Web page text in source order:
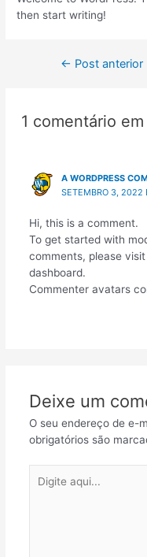
then start writing!
← Post anterior
1 comentário
A WORDPRESS
SETEMBRO 3, 2022
Hi, this is a comment.
To get started with
comments, please
dashboard.
Commenter avatars
Deixe um
O seu endereço de e-
obrigatórios são
aqui...